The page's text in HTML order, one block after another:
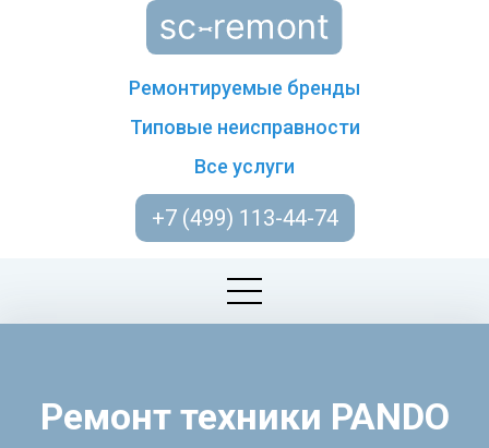
Ремонтируемые бренды
Типовые неисправности
Все услуги
+7 (499) 113-44-74
Ремонт техники PANDO